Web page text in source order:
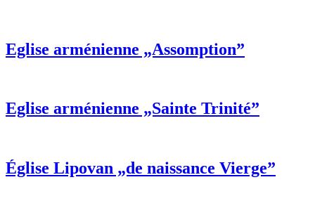
Eglise arménienne „Assomption”
Eglise arménienne „Sainte Trinité”
Église Lipovan „de naissance Vierge”